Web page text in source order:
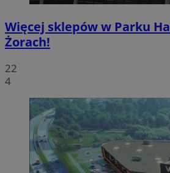
Więcej sklepów w Parku
Żorach!
22
4